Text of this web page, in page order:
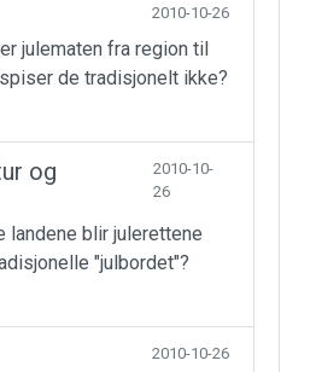
2010-10-26
julematen fra region til
de tradisjonelt ikke?
og
2010-10-
26
landene blir julerettene
"julbordet"?
2010-10-26